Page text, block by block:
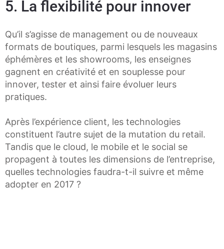
5. La flexibilité pour innover
Qu’il s’agisse de management ou de nouveaux
formats de boutiques, parmi lesquels les magasins
éphémères et les showrooms, les enseignes
gagnent en créativité et en souplesse pour
innover, tester et ainsi faire évoluer leurs
pratiques.
Après l’expérience client, les technologies
constituent l’autre sujet de la mutation du retail.
Tandis que le cloud, le mobile et le social se
propagent à toutes les dimensions de l’entreprise,
quelles technologies faudra-t-il suivre et même
adopter en 2017 ?